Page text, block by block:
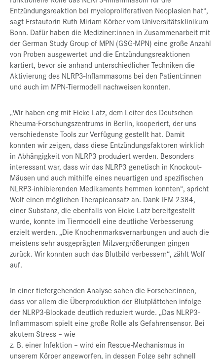
Entzündungsreaktion bei myeloproliferativen Neoplasien hat“,
sagt Erstautorin Ruth-Miriam Körber vom Universitätsklinikum
Bonn. Dafür haben die Mediziner:innen in Zusammenarbeit mit
der German Study Group of MPN (GSG-MPN) eine große Anzahl
von Proben ausgewertet und die Entzündungsreaktionen
kartiert, bevor sie anhand unterschiedlicher Techniken die
Aktivierung des NLRP3-Inflammasoms bei den Patient:innen
und auch im MPN-Tiermodell nachweisen konnten.
„Wir haben eng mit Eicke Latz, dem Leiter des Deutschen
Rheuma-Forschungszentrums in Berlin, kooperiert, der uns
verschiedenste Tools zur Verfügung gestellt hat. Damit
konnten wir zeigen, dass diese Entzündungsfaktoren wirklich
in Abhängigkeit von NLRP3 produziert werden. Besonders
interessant war, dass wir das NLRP3 genetisch in Knockout-
Mäusen und auch mithilfe eines neuartigen und spezifischen
NLRP3-inhibierenden Medikaments hemmen konnten“, spricht
Wolf einen möglichen Therapieansatz an. Dank IFM-2384,
einer Substanz, die ebenfalls von Eicke Latz bereitgestellt
wurde, konnte im Tiermodell eine deutliche Verbesserung
erzielt werden. „Die Knochenmarksvernarbungen und auch die
meistens sehr ausgeprägten Milzvergrößerungen gingen
zurück. Wir konnten auch das Blutbild verbessern“, zählt Wolf
auf.
In einer tiefergehenden Analyse sahen die Forscher:innen,
dass vor allem die Überproduktion der Blutplättchen infolge
der NLRP3-Blockade deutlich reduziert wurde. „Das NLRP3-
Inflammasom spielt eine große Rolle als Gefahrensensor. Bei
akutem Stress – wie
z. B. einer Infektion – wird ein Rescue-Mechanismus in
unserem Körper angeworfen, in dessen Folge sehr schnell